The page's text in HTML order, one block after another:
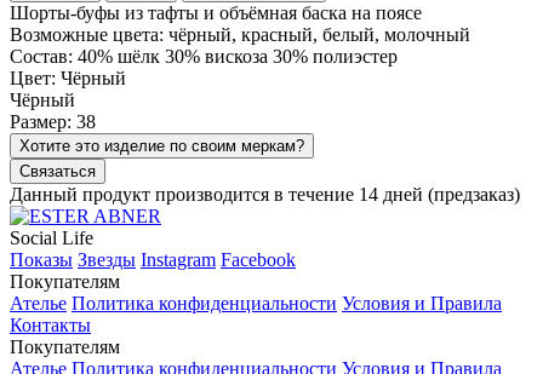
Шорты-буфы из тафты и объёмная баска на поясе
Возможные цвета: чёрный, красный, белый, молочный
Состав: 40% шёлк 30% вискоза 30% полиэстер
Цвет: Чёрный
Чёрный
Размер: 38
Хотите это изделие по своим меркам?
Связаться
Данный продукт производится в течение 14 дней (предзаказ)
Social Life
Показы Звезды Instagram Facebook
Покупателям
Ателье Политика конфиденциальности Условия и Правила
Контакты
Покупателям
Ателье Политика конфиденциальности Условия и Правила